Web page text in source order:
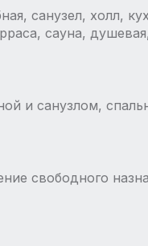
санузел, холл,
сауна,
и санузлом,
свободного